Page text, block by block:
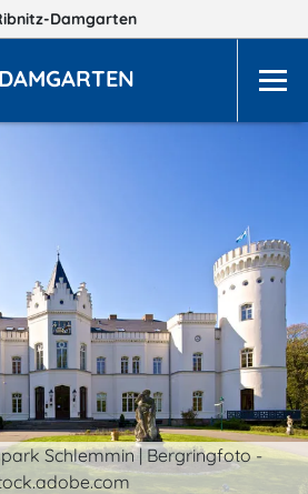
Damgarten
Schlemmin | Bergringfoto -